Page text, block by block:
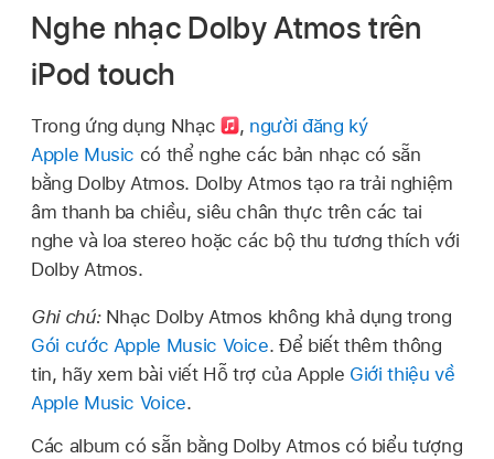
này
Nghe nhạc Dolby Atmos trên
iPod touch
Trong ứng dụng Nhạc , người đăng ký
Apple Music có thể nghe các bản nhạc có sẵn
bằng Dolby Atmos. Dolby Atmos tạo ra trải nghiệm
âm thanh ba chiều, siêu chân thực trên các tai
nghe và loa stereo hoặc các bộ thu tương thích với
Dolby Atmos.
Ghi chú: Nhạc Dolby Atmos không khả dụng trong
Gói cước Apple Music Voice. Để biết thêm thông
tin, hãy xem bài viết Hỗ trợ của Apple Giới thiệu về
Apple Music Voice.
Các album có sẵn bằng Dolby Atmos có biểu tượng